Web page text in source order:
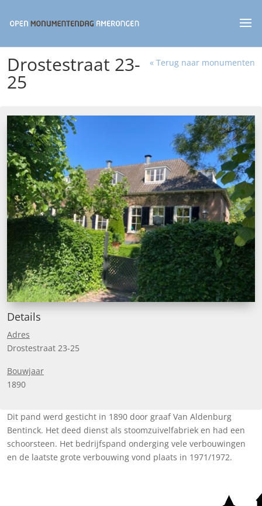
« Terug naar monumenten
Drostestraat 23-
25
Details
Adres
Drostestraat 23-25
Bouwjaar
1890
Dit pand werd gesticht in 1890 door graaf Van Aldenburg
Bentinck. Het deed dienst als stoomzuivelfabriek en had een
schoorsteen. Het bedrijfspand onderging vele verbouwingen
en de laatste grote verbouwing vond plaats in 1971/1972.